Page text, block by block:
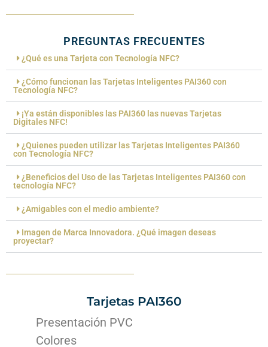
PREGUNTAS FRECUENTES
¿Qué es una Tarjeta con Tecnología NFC?
¿Cómo funcionan las Tarjetas Inteligentes PAI360 con
Tecnología NFC?
¡Ya están disponibles las PAI360 las nuevas Tarjetas
Digitales NFC!
¿Quienes pueden utilizar las Tarjetas Inteligentes PAI360
con Tecnología NFC?
¿Beneficios del Uso de las Tarjetas Inteligentes PAI360 con
tecnología NFC?
¿Amigables con el medio ambiente?
Imagen de Marca Innovadora. ¿Qué imagen deseas
proyectar?
Tarjetas PAI360
Presentación PVC
Colores